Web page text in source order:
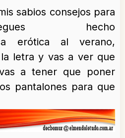
sabios consejos para
hecho
erótica al verano,
letra y vas a ver que
a tener que poner
pantalones para que